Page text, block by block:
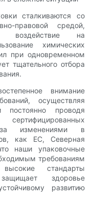
сталкиваются со
правовой средой,
воздействие на
химических
при одновременном
тщательного отбора
внимание
осуществляя
постоянно проводя
изменениями в
как ЕС, Северная
наши упаковочные
требованиям
стандарты
здоровье
развитию